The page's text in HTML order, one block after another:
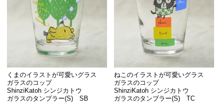
くまのイラストが可愛いグラス
ガラスのコップ
ShinziKatoh シンジカトウ
ガラスのタンブラー(S) SB
ねこのイラストが可愛いグラス
ガラスのコップ
ShinziKatoh シンジカトウ
ガラスのタンブラー(S) TC